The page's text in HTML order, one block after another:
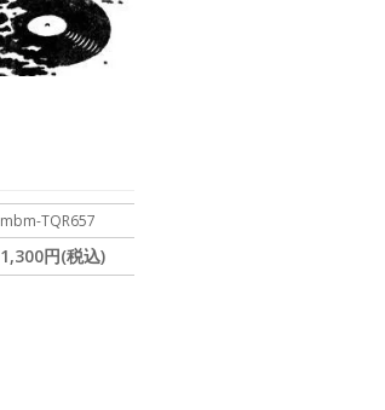
mbm-TQR657
1,300円(税込)